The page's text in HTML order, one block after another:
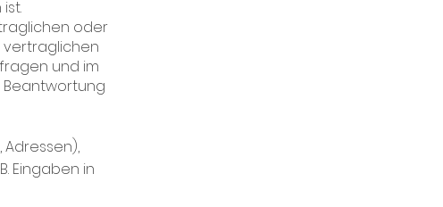
oder
vertraglichen
und im
Eingaben in